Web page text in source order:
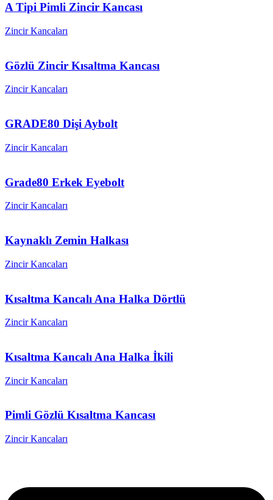
A Tipi Pimli Zincir Kancası
Zincir Kancaları
Gözlü Zincir Kısaltma Kancası
Zincir Kancaları
GRADE80 Dişi Aybolt
Zincir Kancaları
Grade80 Erkek Eyebolt
Zincir Kancaları
Kaynaklı Zemin Halkası
Zincir Kancaları
Kısaltma Kancalı Ana Halka Dörtlü
Zincir Kancaları
Kısaltma Kancalı Ana Halka İkili
Zincir Kancaları
Pimli Gözlü Kısaltma Kancası
Zincir Kancaları